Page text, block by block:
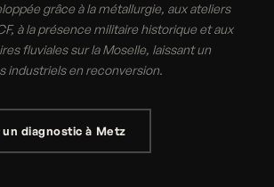
grâce à la métallurgie, aux ateliers
à la présence militaire historique et aux
fluviales sur la Moselle, laissant un
industriels en reconversion.
un diagnostic à Metz